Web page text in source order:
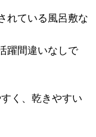
れている風呂敷な
躍間違いなしで
く、乾きやすい